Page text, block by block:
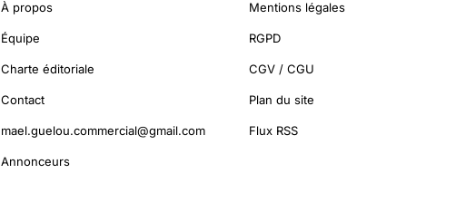
À propos
Équipe
Charte éditoriale
Contact
mael.guelou.commercial@gmail.com
Annonceurs
Mentions légales
RGPD
CGV / CGU
Plan du site
Flux RSS